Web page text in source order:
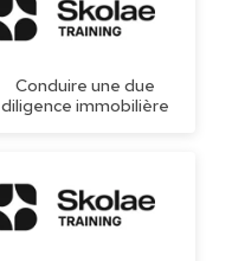
Conduire une due
diligence immobilière